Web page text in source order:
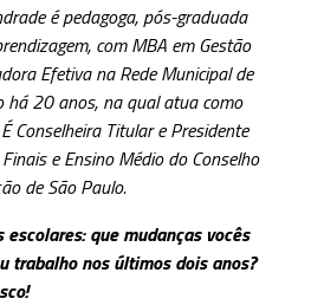
é pedagoga, pós-graduada
com MBA em Gestão
Efetiva na Rede Municipal de
há 20 anos, na qual atua como
Conselheira Titular e Presidente
e Ensino Médio do Conselho
de São Paulo.
escolares: que mudanças vocês
trabalho nos últimos dois anos?